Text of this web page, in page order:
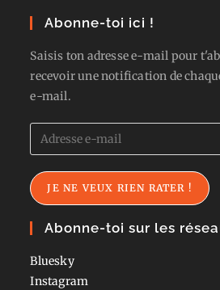
Abonne-toi ici !
Saisis ton adresse e-mail pour
recevoir une notification de
e-mail.
Adresse
e-
mail
JE NE VEUX RIEN RATER !
Abonne-toi sur les
Bluesky
Instagram